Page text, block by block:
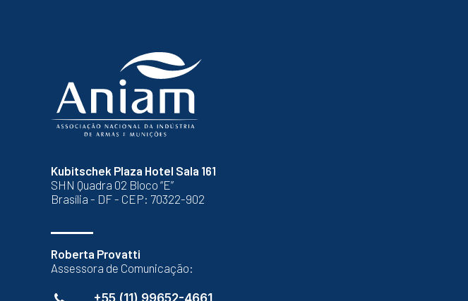
Kubitschek Plaza Hotel Sala 161
SHN Quadra 02 Bloco “E”
Brasília - DF - CEP: 70322-902
Roberta Provatti
Assessora de Comunicação:
+55 (11) 99652-4661